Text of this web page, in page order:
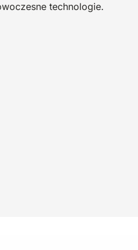
technologie.